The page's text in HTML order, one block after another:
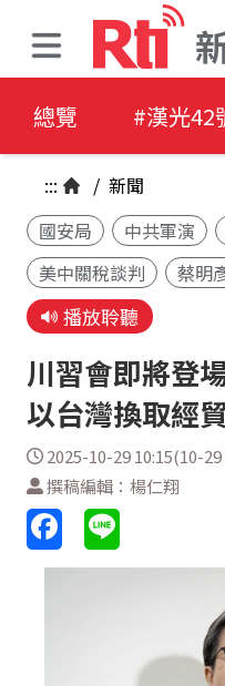
總覽 #漢光42
::: / 新聞
國安局
中共軍演
美中關稅談判
蔡明
播放聆聽
川習會即將登
以台灣換取經
2025-10-29 10:15(10-
撰稿編輯：楊仁翔